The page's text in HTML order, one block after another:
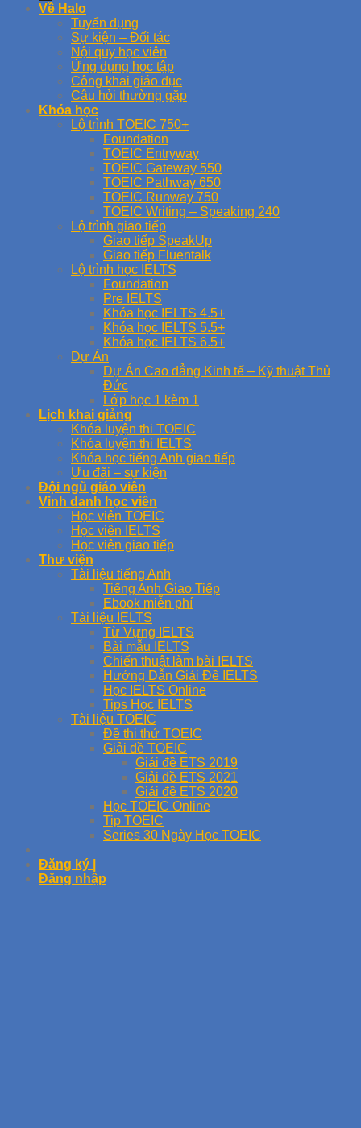
Về Halo
Tuyển dụng
Sự kiện – Đối tác
Nội quy học viên
Ứng dụng học tập
Công khai giáo dục
Câu hỏi thường gặp
Khóa học
Lộ trình TOEIC 750+
Foundation
TOEIC Entryway
TOEIC Gateway 550
TOEIC Pathway 650
TOEIC Runway 750
TOEIC Writing – Speaking 240
Lộ trình giao tiếp
Giao tiếp SpeakUp
Giao tiếp Fluentalk
Lộ trình học IELTS
Foundation
Pre IELTS
Khóa học IELTS 4.5+
Khóa học IELTS 5.5+
Khóa học IELTS 6.5+
Dự Án
Dự Án Cao đẳng Kinh tế – Kỹ thuật Thủ
Đức
Lớp học 1 kèm 1
Lịch khai giảng
Khóa luyện thi TOEIC
Khóa luyện thi IELTS
Khóa học tiếng Anh giao tiếp
Ưu đãi – sự kiện
Đội ngũ giáo viên
Vinh danh học viên
Học viên TOEIC
Học viên IELTS
Học viên giao tiếp
Thư viện
Tài liệu tiếng Anh
Tiếng Anh Giao Tiếp
Ebook miễn phí
Tài liệu IELTS
Từ Vựng IELTS
Bài mẫu IELTS
Chiến thuật làm bài IELTS
Hướng Dẫn Giải Đề IELTS
Học IELTS Online
Tips Học IELTS
Tài liệu TOEIC
Đề thi thử TOEIC
Giải đề TOEIC
Giải đề ETS 2019
Giải đề ETS 2021
Giải đề ETS 2020
Học TOEIC Online
Tip TOEIC
Series 30 Ngày Học TOEIC
Đăng ký |
Đăng nhập